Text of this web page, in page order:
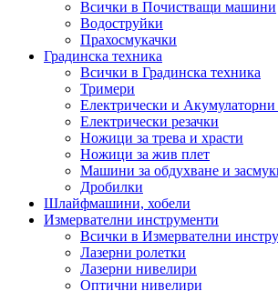
Всички в Почистващи машини
Водоструйки
Прахосмукачки
Градинска техника
Всички в Градинска техника
Тримери
Електрически и Акумулаторни
Електрически резачки
Ножици за трева и храсти
Ножици за жив плет
Машини за обдухване и
Дробилки
Шлайфмашини, хобели
Измервателни инструменти
Всички в Измервателни
Лазерни ролетки
Лазерни нивелири
Оптични нивелири